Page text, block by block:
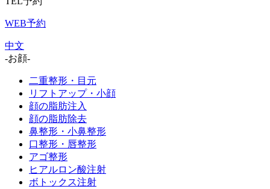
WEB予約
中文
-お顔-
二重整形・目元
リフトアップ・小顔
顔の脂肪注入
顔の脂肪除去
鼻整形・小鼻整形
口整形・唇整形
アゴ整形
ヒアルロン酸注射
ボトックス注射